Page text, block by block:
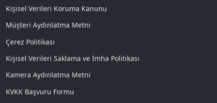
Kişisel Verileri Koruma Kanunu
Müşteri Aydınlatma Metni
Çerez Politikası
Kişisel Verileri Saklama ve İmha Politikası
Kamera Aydınlatma Metni
KVKK Başvuru Formu